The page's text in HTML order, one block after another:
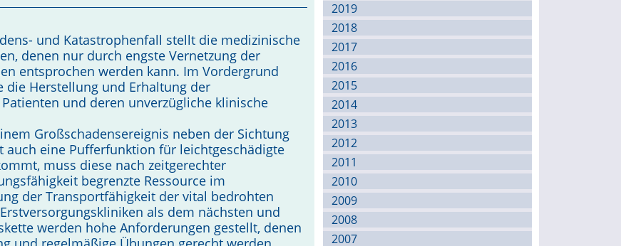
und Katastrophenfall stellt die medizinische
denen nur durch engste Vernetzung der
entsprochen werden kann. Im Vordergrund
die Herstellung und Erhaltung der
und deren unverzügliche klinische
Großschadensereignis neben der Sichtung
eine Pufferfunktion für leichtgeschädigte
muss diese nach zeitgerechter
begrenzte Ressource im
der Transportfähigkeit der vital bedrohten
als dem nächsten und
werden hohe Anforderungen gestellt, denen
2019
2018
2017
2016
2015
2014
2013
2012
2011
2010
2009
2008
2007